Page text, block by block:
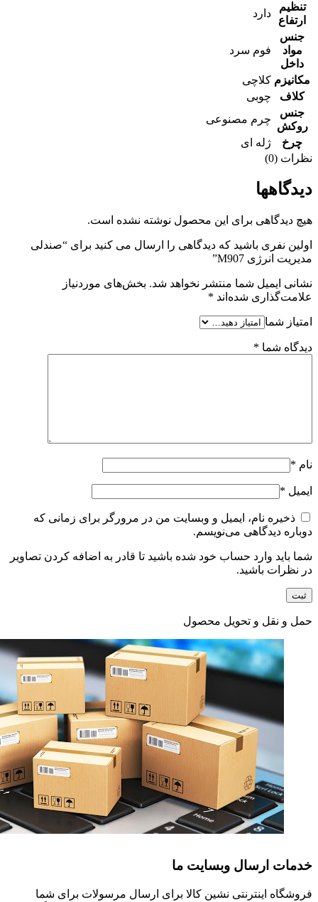
تنظیم
ارتفاع
دارد
جنس
مواد
داخل
فوم سرد
مکانیزم کلاچی
کلاف
چوبی
جنس
روکش
چرم مصنوعی
چرخ
ژله ای
نظرات (0)
دیدگاهها
هیچ دیدگاهی برای این محصول نوشته نشده است.
اولین نفری باشید که دیدگاهی را ارسال می کنید برای “صندلی
مدیریت انرژی M907”
نشانی ایمیل شما منتشر نخواهد شد. بخش‌های موردنیاز
علامت‌گذاری شده‌اند *
امتیاز شما
دیدگاه شما *
نام *
ایمیل *
ذخیره نام، ایمیل و وبسایت من در مرورگر برای زمانی که
دوباره دیدگاهی می‌نویسم.
شما باید وارد حساب خود شده باشید تا قادر به اضافه کردن تصاویر
در نظرات باشید.
حمل و نقل و تحویل محصول
خدمات ارسال وبسایت ما
فروشگاه اینترنتی نشین کالا برای ارسال مرسولات برای شما